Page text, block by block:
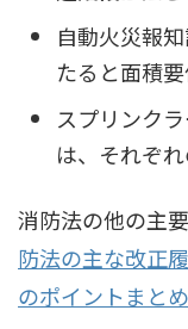
自動火災報
たると面積
スプリンク
は、それぞ
消防法の他の主
防法の主な改正
のポイントまとめ